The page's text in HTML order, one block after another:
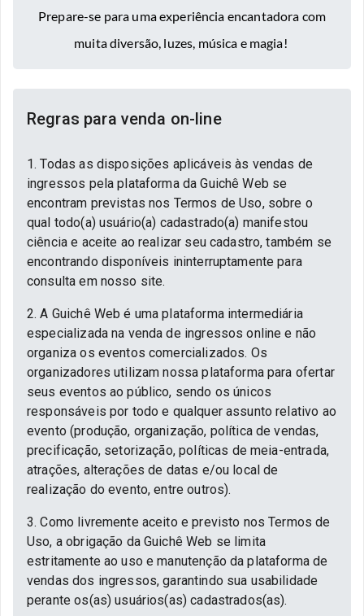
Prepare-se para uma experiência encantadora com
muita diversão, luzes, música e magia!
Regras para venda on-line
1. Todas as disposições aplicáveis às vendas de
ingressos pela plataforma da Guichê Web se
encontram previstas nos Termos de Uso, sobre o
qual todo(a) usuário(a) cadastrado(a) manifestou
ciência e aceite ao realizar seu cadastro, também se
encontrando disponíveis ininterruptamente para
consulta em nosso site.
2. A Guichê Web é uma plataforma intermediária
especializada na venda de ingressos online e não
organiza os eventos comercializados. Os
organizadores utilizam nossa plataforma para ofertar
seus eventos ao público, sendo os únicos
responsáveis por todo e qualquer assunto relativo ao
evento (produção, organização, política de vendas,
precificação, setorização, políticas de meia-entrada,
atrações, alterações de datas e/ou local de
realização do evento, entre outros).
3. Como livremente aceito e previsto nos Termos de
Uso, a obrigação da Guichê Web se limita
estritamente ao uso e manutenção da plataforma de
vendas dos ingressos, garantindo sua usabilidade
perante os(as) usuários(as) cadastrados(as).